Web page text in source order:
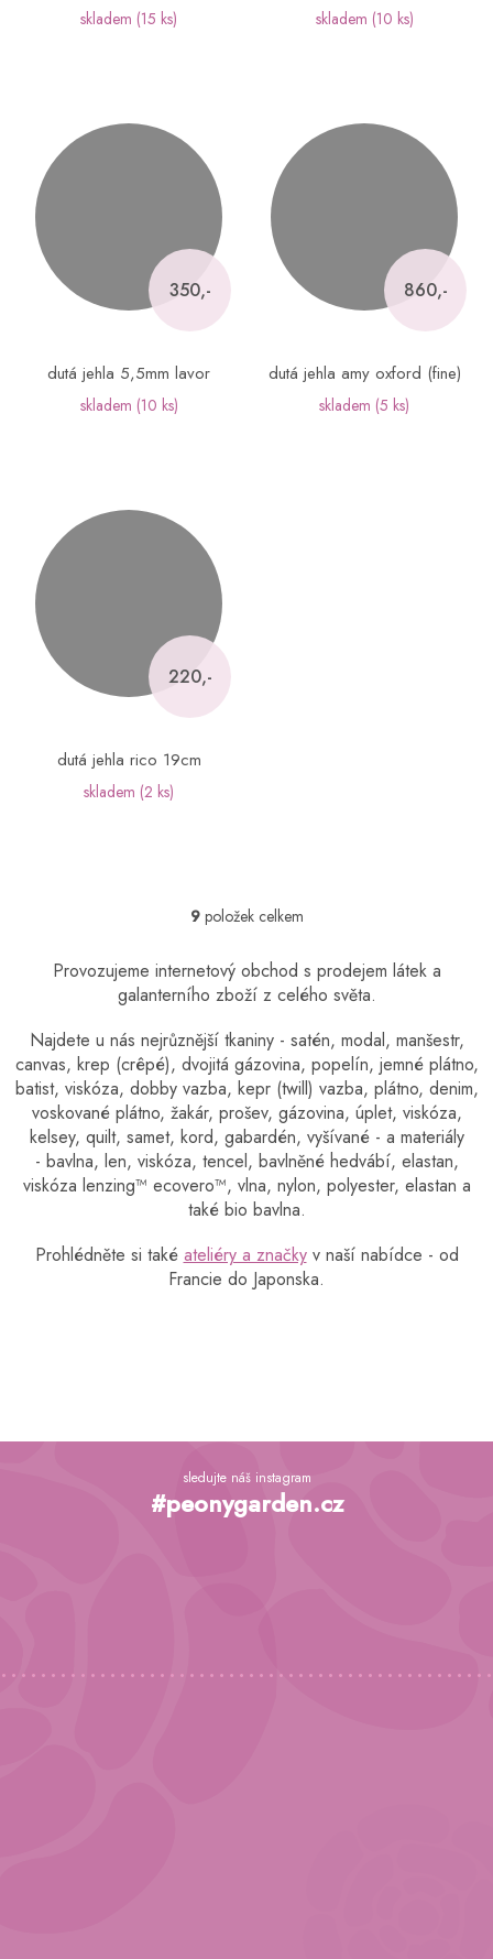
skladem (15 ks) skladem (10 ks)
350,-
dutá jehla 5,5mm lavor
skladem (10 ks)
860,-
dutá jehla amy oxford (fine)
skladem (5 ks)
220,-
dutá jehla rico 19cm
skladem (2 ks)
O
l
á
d
c
í
p
r
v
k
y
v
ý
i
s
9položek celkem
Provozujeme internetový obchod s prodejem látek a
galanterního zboží z celého světa.
Najdete u nás nejrůznější tkaniny - satén, modal, manšestr,
canvas, krep (crêpé), dvojitá gázovina, popelín, jemné plátno,
batist, viskóza, dobby vazba, kepr (twill) vazba, plátno, denim,
voskované plátno, žakár, prošev, gázovina, úplet, viskóza,
kelsey, quilt, samet, kord, gabardén, vyšívané - a materiály
- bavlna, len, viskóza, tencel, bavlněné hedvábí, elastan,
viskóza lenzing™️ ecovero™️, vlna, nylon, polyester, elastan a
také bio bavlna.
Prohlédněte si také ateliéry a značkyv naší nabídce - od
Francie do Japonska.
Z
sledujte náš instagram
#peonygarden.cz